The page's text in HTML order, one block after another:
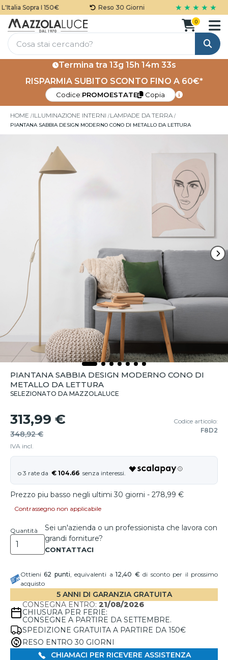
Sopra I 150€ Reso 30 Giorni ★ ★ ★ ★ ★
Cerca
0
Termina tra 13g 15h 14m 32s
RISPARMIA SUBITO SCONTO FINO A 60€*
Codice:PROMOESTATE Copia
HOME ILLUMINAZIONE INTERNI LAMPADE DA TERRA
PIANTANA SABBIA DESIGN MODERNO CONO DI METALLO DA LETTURA
PIANTANA SABBIA DESIGN MODERNO CONO DI
METALLO DA LETTURA
SELEZIONATO DA MAZZOLALUCE
313,99 €
348,92 €
IVA incl.
Codice articolo:
F8D2
€ 104.66
Prezzo piu basso negli ultimi 30 giorni - 278,99 €
Contrassegno non applicabile
Quantità
Sei un'azienda o un professionista che lavora con
grandi forniture?
Ottieni62 punti, equivalenti a12,40 €di sconto per il prossimo
acquisto
5 ANNI DI GARANZIA GRATUITA
CONSEGNA ENTRO: 21/08/2026
CHIUSURA PER FERIE:
CONSEGNE A PARTIRE DA SETTEMBRE.
SPEDIZIONE GRATUITA A PARTIRE DA 150€
RESO ENTRO 30 GIORNI
CHIAMACI PER RICEVERE ASSISTENZA